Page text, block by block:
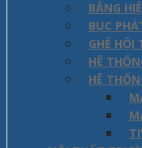
BẢNG
BỤC
GHẾ HỘI
HỆ
HỆ